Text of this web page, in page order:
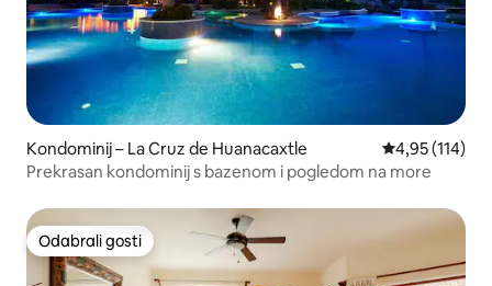
Kondominij – La Cruz de Huanacaxtle Prosječna
4,95 (114)
Prekrasan kondominij s bazenom i pogledom na more
Odabrali gosti
Odabrali gosti